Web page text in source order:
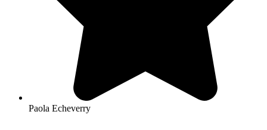
Paola Echeverry